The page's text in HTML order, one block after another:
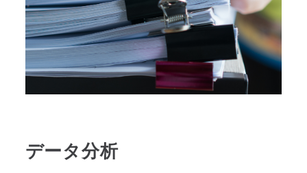
データ分析